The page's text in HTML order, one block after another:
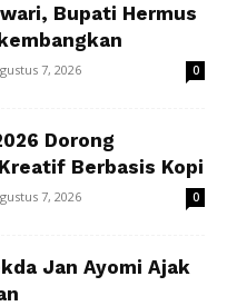
Bupati Hermus
7, 2026 0
Dorong
Berbasis Kopi
7, 2026 0
Jan Ayomi Ajak